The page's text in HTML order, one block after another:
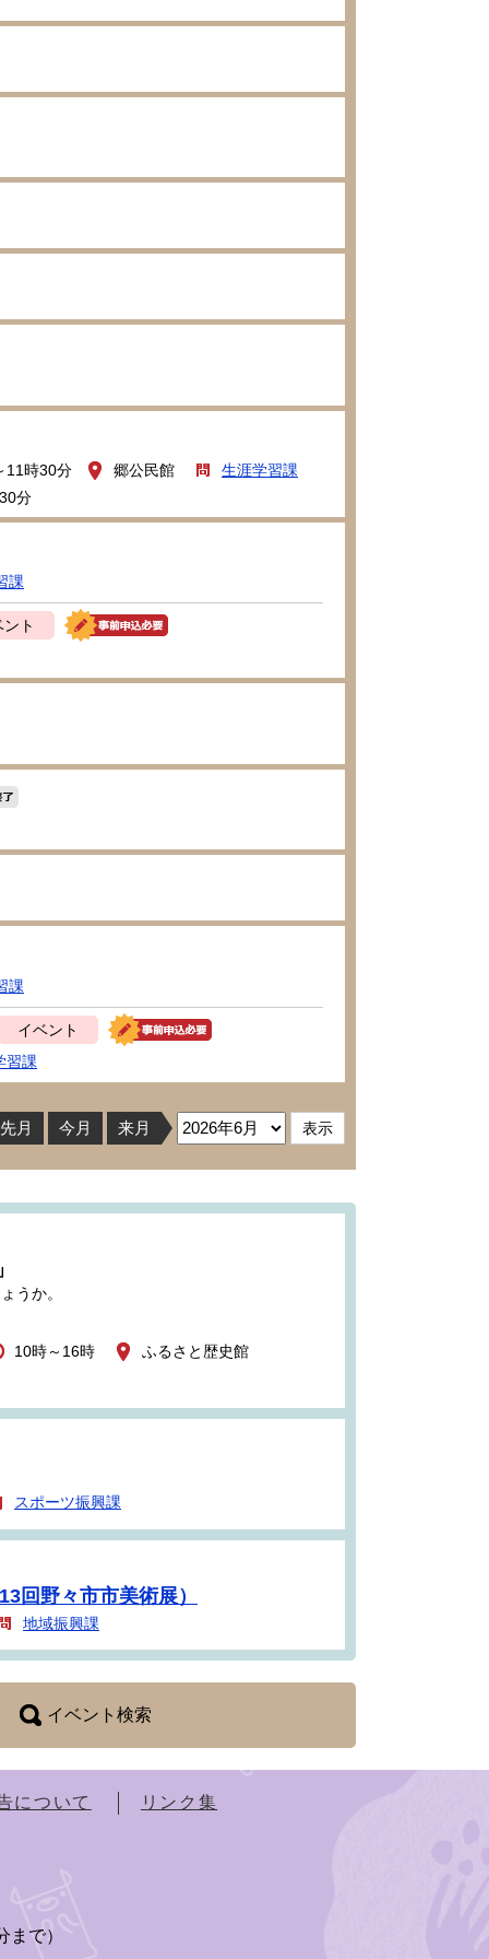
11時30分
分
郷公民館 生涯学習課
課
ト
課
イベント
習課
先月 今月 来月
うか。
10時～16時 ふるさと歴史館
スポーツ振興課
回野々市市美術展）
地域振興課
イベント検索
について リンク集
まで）